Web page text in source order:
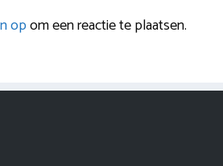
opom een reactie te plaatsen.